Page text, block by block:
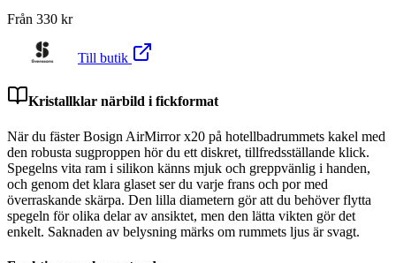
Från 330 kr
Till butik
Kristallklar närbild i fickformat
När du fäster Bosign AirMirror x20 på hotellbadrummets kakel med
den robusta sugproppen hör du ett diskret, tillfredsställande klick.
Spegelns vita ram i silikon känns mjuk och greppvänlig i handen,
och genom det klara glaset ser du varje frans och por med
överraskande skärpa. Den lilla diametern gör att du behöver flytta
spegeln för olika delar av ansiktet, men den lätta vikten gör det
enkelt. Saknaden av belysning märks om rummets ljus är svagt.